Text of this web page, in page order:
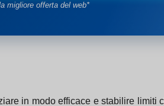
migliore offerta del web*
in modo efficace e stabilire limiti